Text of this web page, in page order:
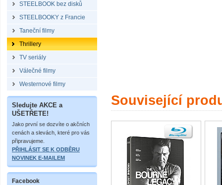
STEELBOOK bez disků
STEELBOOKY z Francie
Taneční filmy
Thrillery
TV seriály
Válečné filmy
Westernové filmy
Sledujte AKCE a
UŠETŘETE!
Jako první se dozvíte o akčních
cenách a slevách, které pro vás
připravujeme.
PŘIHLÁSIT SE K ODBĚRU
NOVINEK E-MAILEM
Facebook
Související